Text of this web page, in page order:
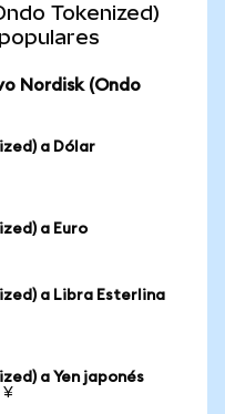
Tokenized)
Nordisk (Ondo
a Dólar
a Euro
a Libra Esterlina
a Yen japonés
¥